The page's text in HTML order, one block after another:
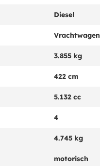
Diesel
Vrachtwagen
3.855 kg
422 cm
5.132 cc
4
4.745 kg
motorisch